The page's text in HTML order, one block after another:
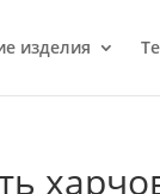
изделия